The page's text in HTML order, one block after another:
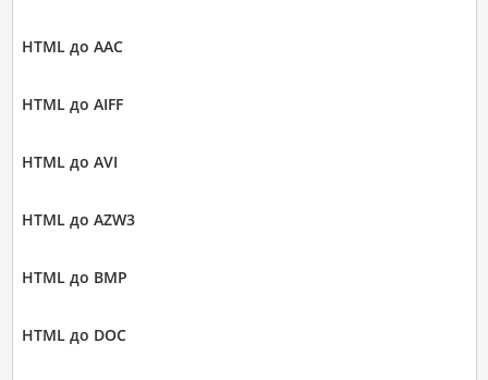
HTML до AAC
HTML до AIFF
HTML до AVI
HTML до AZW3
HTML до BMP
HTML до DOC